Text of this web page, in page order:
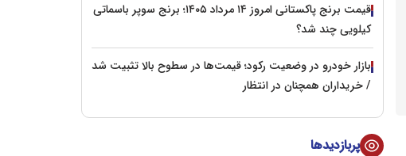
قیمت برنج پاکستانی امروز ۱۴ مرداد ۱۴۰۵؛ برنج سوپر باسماتی
کیلویی چند شد؟
بازار خودرو در وضعیت رکود؛ قیمت‌ها در سطوح بالا تثبیت شد
/ خریداران همچنان در انتظار
پربازدیدها